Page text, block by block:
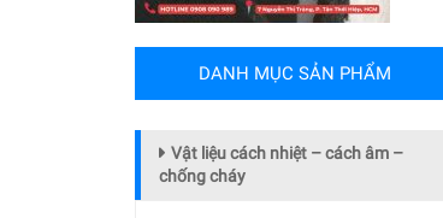
DANH MỤC SẢN PHẨM
Vật liệu cách nhiệt – cách âm –
chống cháy